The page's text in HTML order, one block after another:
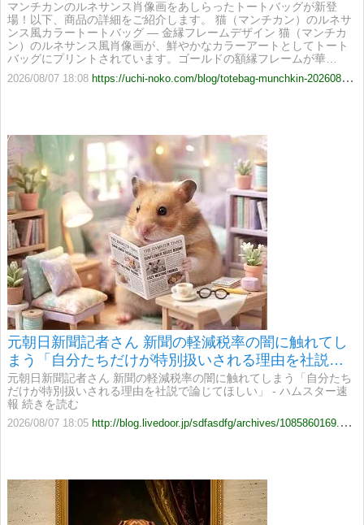
マンチカンのルネサンス肖像画をあしらったトートバッグが新登
場！以下、商品の詳細をご紹介します。 猫（マンチカン）のルネサ
ンス風カラートートバッグ ― 金縁フレームデザイン 猫（マンチカ
ン）のルネサンス風肖像画が、鮮やかなカラーアートとしてトート
バッグにプリントされています。ゴールドの額縁フレームが華…
2026/08/07 18:08 https://uchi-noko.com/blog/totebag-munchkin-20260807-ad670518
元朝日新聞記者さん 新聞の軽減税率の闇に触れてし
まう「自分たちだけが特別扱いされる理由を社説で
論じてほしい」
元朝日新聞記者さん 新聞の軽減税率の闇に触れてしまう「自分たち
だけが特別扱いされる理由を社説で論じてほしい」 - ハムスター速
報 続きを読む
2026/08/07 18:05 http://blog.livedoor.jp/sdfasdfg/archives/1085860169.html